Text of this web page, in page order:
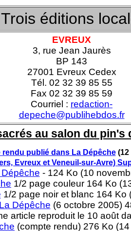
Trois éditions
EVREUX
3, rue Jean Jaurès
BP 143
27001 Evreux Cedex
Tél. 02 32 39 85 55
Fax 02 32 39 85 59
Courriel : redaction-
depeche@publihebdos.fr
au salon du pin's
rendu publié dans La Dépêche(12
Evreux et Veneuil-sur-Avre)
- 124 Ko (10
1/2 page couleur 164 Ko
1/2 page noir et blanc 164 Ko
La Dépêche (6 octobre 2005)
article reproduit le 10 août
(compte rendu) 276 Ko